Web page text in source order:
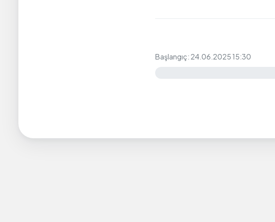
Başlangıç: 24.06.2025 15:30